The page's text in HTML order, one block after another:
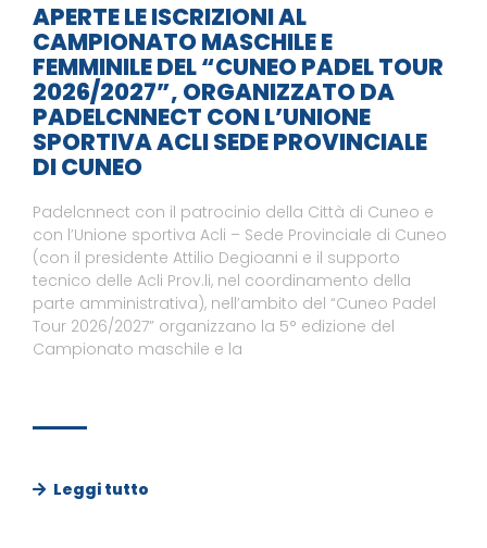
APERTE LE ISCRIZIONI AL
CAMPIONATO MASCHILE E
FEMMINILE DEL “CUNEO PADEL TOUR
2026/2027”, ORGANIZZATO DA
PADELCNNECT CON L’UNIONE
SPORTIVA ACLI SEDE PROVINCIALE
DI CUNEO
Padelcnnect con il patrocinio della Città di Cuneo e
con l’Unione sportiva Acli – Sede Provinciale di Cuneo
(con il presidente Attilio Degioanni e il supporto
tecnico delle Acli Prov.li, nel coordinamento della
parte amministrativa), nell’ambito del “Cuneo Padel
Tour 2026/2027” organizzano la 5° edizione del
Campionato maschile e la
Leggi tutto